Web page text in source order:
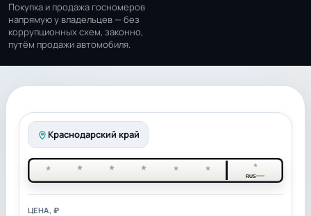
Покупка и продажа госномеров
напрямую у владельцев — без
коррупционных схем, законно,
путём продажи автомобиля.
Краснодарский край
* * * * * * *
RUS
ЦЕНА, ₽